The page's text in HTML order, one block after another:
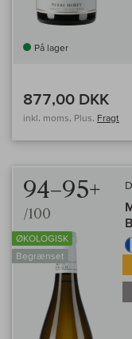
På lager
877,00 DKK
inkl. moms, Plus. Fragt
94–95+
/100
ØKOLOGISK
Begrænset